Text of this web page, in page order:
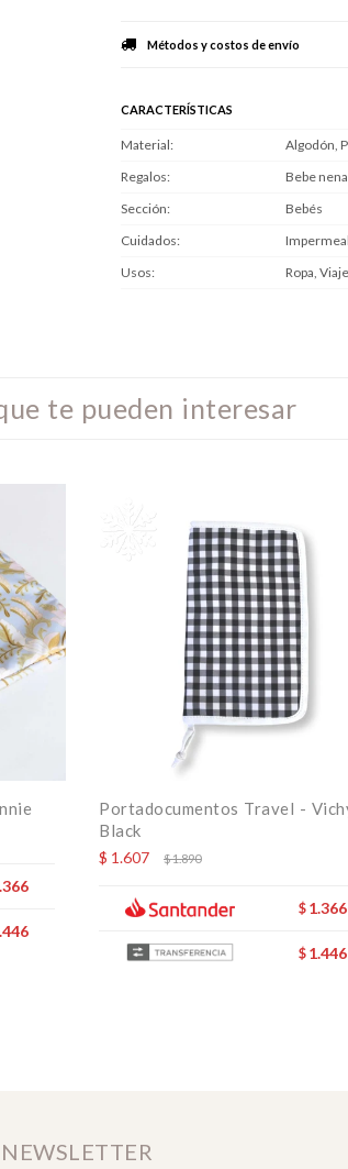
Métodos y costos de envío
CARACTERÍSTICAS
Material
Algodón,
Regalos
Bebe nena
Sección
Bebés
Cuidados
Usos
Ropa, Viaje
te pueden interesar
Portadocumentos Travel -
Black
$ 1.607 $1.890
$ 1.366
$ 1.446
NEWSLETTER